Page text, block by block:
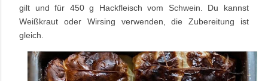
gilt und für 450 g Hackfleisch vom Schwein. Du kannst
Weißkraut oder Wirsing verwenden, die Zubereitung ist
gleich.